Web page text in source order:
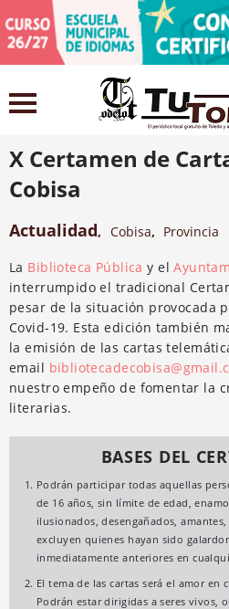
24 mayo 2021
X Certamen de
Cobisa
Actualidad, Cobisa, Provincia
La Biblioteca Pública y el
interrumpido el tradicional
pesar de la situación provocada
Covid-19. Esta edición también
la emisión de las cartas
email
nuestro empeño de fomentar la
literarias.
BASES DEL
Podrán participar todas aquellas
de 16 años, sin límite de edad,
ilusionados, desengañados,
excluyen quienes hayan sido
inmediatamente anteriores en
El tema de las cartas será el amor en
Podrán estar dirigidas a seres vivos,